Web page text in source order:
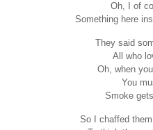
Oh, I of
Something here
They said
All who
Oh, when
You
Smoke
So I chaffed